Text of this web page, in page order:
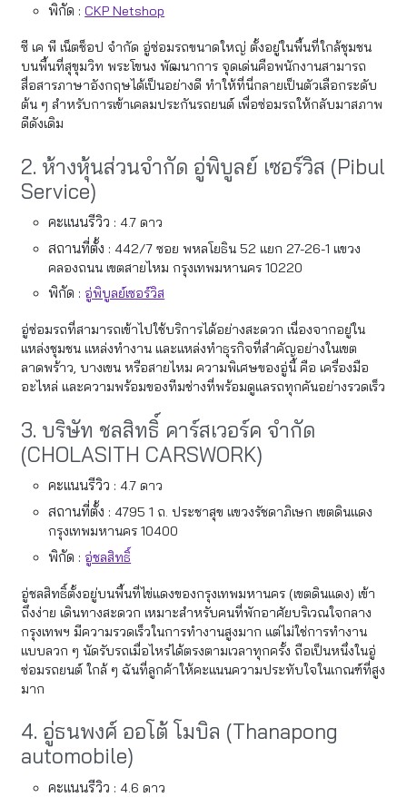
พิกัด :CKP Netshop
ซี เค พี เน็ตช็อป จำกัด อู่ซ่อมรถขนาดใหญ่ ตั้งอยู่ในพื้นที่ใกล้ชุมชน
บนพื้นที่สุขุมวิท พระโขนง พัฒนาการ จุดเด่นคือพนักงานสามารถ
สื่อสารภาษาอังกฤษได้เป็นอย่างดี ทำให้ที่นี่กลายเป็นตัวเลือกระดับ
ต้น ๆ สำหรับการเข้าเคลมประกันรถยนต์ เพื่อซ่อมรถให้กลับมาสภาพ
ดีดังเดิม
2. ห้างหุ้นส่วนจำกัด อู่พิบูลย์ เซอร์วิส (Pibul
Service)
คะแนนรีวิว : 4.7 ดาว
สถานที่ตั้ง : 442/7 ซอย พหลโยธิน 52 แยก 27-26-1 แขวง
คลองถนน เขตสายไหม กรุงเทพมหานคร 10220
พิกัด : อู่พิบูลย์เซอร์วิส
อู่ซ่อมรถที่สามารถเข้าไปใช้บริการได้อย่างสะดวก เนื่องจากอยู่ใน
แหล่งชุมชน แหล่งทำงาน และแหล่งทำธุรกิจที่สำคัญอย่างในเขต
ลาดพร้าว, บางเขน หรือสายไหม ความพิเศษของอู่นี้ คือ เครื่องมือ
อะไหล่ และความพร้อมของทีมช่างที่พร้อมดูแลรถทุกคันอย่างรวดเร็ว
3. บริษัท ชลสิทธิ์ คาร์สเวอร์ค จำกัด
(CHOLASITH CARSWORK)
คะแนนรีวิว : 4.7 ดาว
สถานที่ตั้ง : 4795 1 ถ. ประชาสุข แขวงรัชดาภิเษก เขตดินแดง
กรุงเทพมหานคร 10400
พิกัด : อู่ชลสิทธิ์
อู่ชลสิทธิ์ตั้งอยู่บนพื้นที่ไข่แดงของกรุงเทพมหานคร (เขตดินแดง) เข้า
ถึงง่าย เดินทางสะดวก เหมาะสำหรับคนที่พักอาศัยบริเวณใจกลาง
กรุงเทพฯ มีความรวดเร็วในการทำงานสูงมาก แต่ไม่ใช่การทำงาน
แบบลวก ๆ นัดรับรถเมื่อไหร่ได้ตรงตามเวลาทุกครั้ง ถือเป็นหนึ่งในอู่
ซ่อมรถยนต์ ใกล้ ๆ ฉันที่ลูกค้าให้คะแนนความประทับใจในเกณฑ์ที่สูง
มาก
4. อู่ธนพงศ์ ออโต้ โมบิล (Thanapong
automobile)
คะแนนรีวิว : 4.6 ดาว